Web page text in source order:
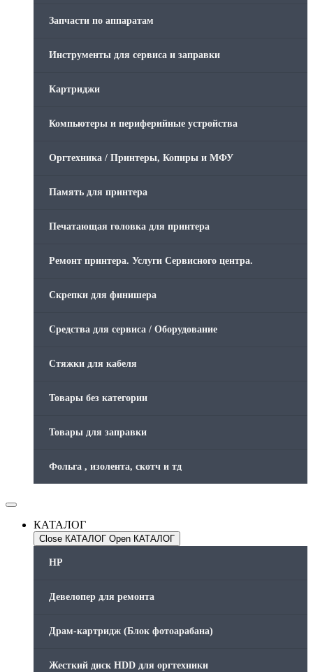
Запчасти по аппаратам
Инструменты для сервиса и заправки
Картриджи
Компьютеры и периферийные устройства
Оргтехника / Принтеры, Копиры и МФУ
Память для принтера
Печатающая головка для принтера
Ремонт принтера. Услуги Сервисного центра.
Скрепки для финишера
Средства для сервиса / Оборудование
Стяжки для кабеля
Товары без категории
Товары для заправки
Фольга , изолента, скотч и тд
КАТАЛОГ
Close КАТАЛОГ Open КАТАЛОГ
HP
Девелопер для ремонта
Драм-картридж (Блок фотоарабана)
Жесткий диск HDD для оргтехники